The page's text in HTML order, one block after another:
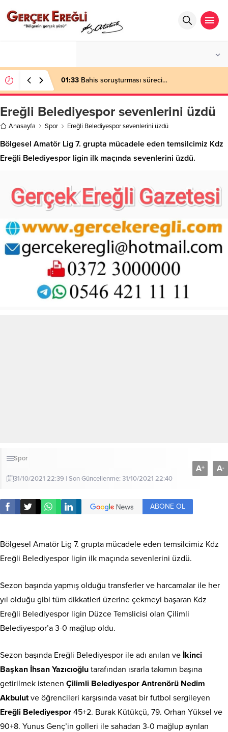
01:33 Bahis soruşturması süreci…
Ereğli Belediyespor sevenlerini üzdü
Anasayfa Spor Ereğli Belediyespor sevenlerini üzdü
Bölgesel Amatör Lig 7. grupta mücadele eden temsilcimiz Kdz
Ereğli Belediyespor ligin ilk maçında sevenlerini üzdü.
Spor
31/10/2021 22:39 | Son Güncellenme: 31/10/2021 22:40
A+ A-
ABONE OL
Bölgesel Amatör Lig 7. grupta mücadele eden temsilcimiz Kdz
Ereğli Belediyespor ligin ilk maçında sevenlerini üzdü.
Sezon başında yapmış olduğu transferler ve harcamalar ile her
yıl olduğu gibi tüm dikkatleri üzerine çekmeyi başaran Kdz
Ereğli Belediyespor ligin Düzce Temslicisi olan Çilimli
Belediyespor’a 3-0 mağlup oldu.
Sezon başında Ereğli Belediyespor ile adı anılan ve İkinci
Başkan İhsan Yazıcıoğlu tarafından ısrarla takımın başına
getirilmek istenen Çilimli Belediyespor Antrenörü Nedim
Akbulutve öğrencileri karşısında vasat bir futbol sergileyen
Ereğli Belediyespor 45+2. Burak Kütükçü, 79. Orhan Yüksel ve
90+8. Yunus Genç’in golleri ile sahadan 3-0 mağlup ayrılan